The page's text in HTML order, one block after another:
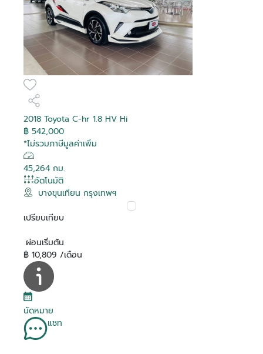
2018 Toyota C-hr 1.8 HV Hi
฿ 542,000
*ไม่รวมภาษีมูลค่าเพิ่ม
45,264 กม.
อัตโนมัติ
บางขุนเทียน กรุงเทพฯ
เปรียบเทียบ
ผ่อนเริ่มต้น
฿ 10,809 /เดือน
นัดหมาย
แชท